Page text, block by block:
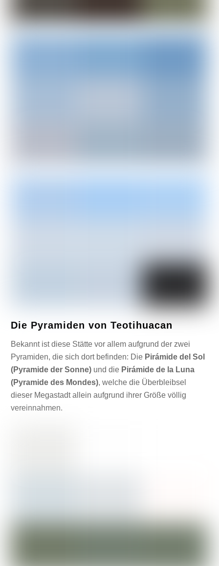
Die Pyramiden von Teotihuacan
Bekannt ist diese Stätte vor allem aufgrund der zwei
Pyramiden, die sich dort befinden: Die Pirámide del Sol
(Pyramide der Sonne) und die Pirámide de la Luna
(Pyramide des Mondes), welche die Überbleibsel
dieser Megastadt allein aufgrund ihrer Größe völlig
vereinnahmen.